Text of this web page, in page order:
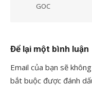
GOC
Để lại một bình luận
Email của bạn sẽ
bắt buộc được đánh